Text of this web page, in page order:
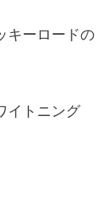
キーロードの
イトニング